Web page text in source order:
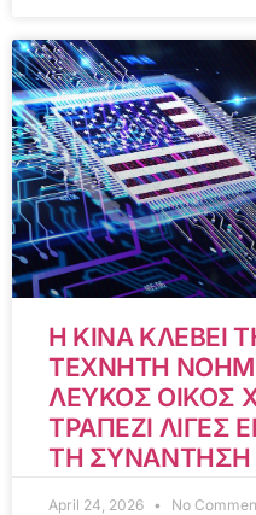
Η ΚΙΝΑ ΚΛΕΒΕΙ
ΤΕΧΝΗΤΗ
ΛΕΥΚΟΣ ΟΙΚΟΣ
ΤΡΑΠΕΖΙ ΛΙΓΕΣ
ΤΗ ΣΥΝΑΝΤΗΣΗ
April 24, 2026 No